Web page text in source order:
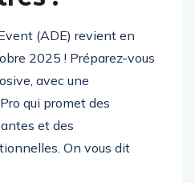
!
(ADE) revient en
2025 ! Préparez-vous
avec une
qui promet des
et des
On vous dit